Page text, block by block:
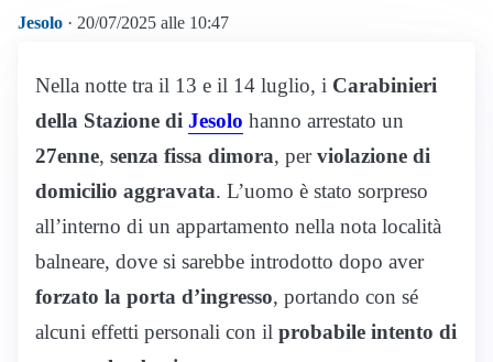
Jesolo · 20/07/2025 alle 10:47
Nella notte tra il 13 e il 14 luglio, i Carabinieri
della Stazione di Jesolo hanno arrestato un
27enne, senza fissa dimora, perviolazione di
domicilio aggravata. L’uomo è stato sorpreso
all’interno di un appartamento nella nota località
balneare, dove si sarebbe introdotto dopo aver
forzato la porta d’ingresso, portando con sé
alcuni effetti personali con il probabile intento di